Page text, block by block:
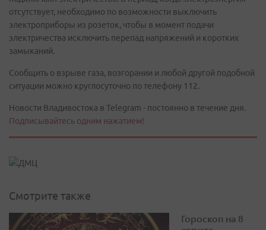
отсутствует, необходимо по возможности выключить
электроприборы из розеток, чтобы в момент подачи
электричества исключить перепад напряжений и коротких
замыканий.
Сообщить о взрыве газа, возгорании и любой другой подобной
ситуации можно круглосуточно по телефону 112.
Новости Владивостока в Telegram - постоянно в течение дня.
Подписывайтесь одним нажатием!
Смотрите также
Гороскоп на 8